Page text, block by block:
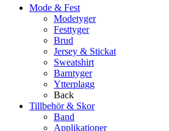
Mode & Fest
Modetyger
Festtyger
Brud
Jersey & Stickat
Sweatshirt
Barntyger
Ytterplagg
Back
Tillbehör & Skor
Band
Applikationer